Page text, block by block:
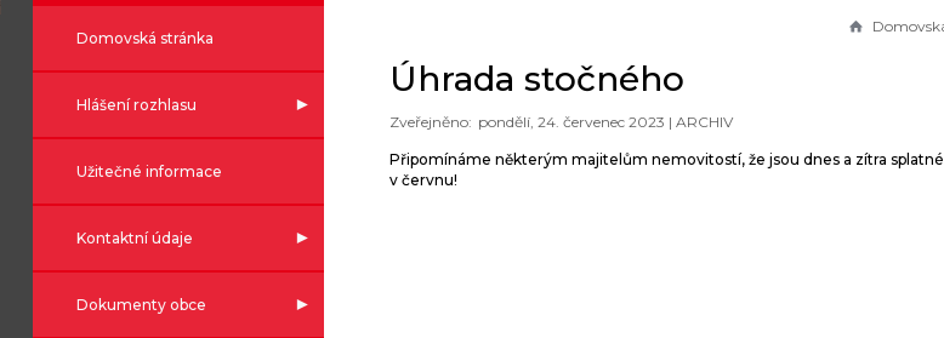
Domovská stránka
Hlášení rozhlasu
Užitečné informace
Kontaktní údaje
Dokumenty obce
Úhrada stočného
pondělí, 24. červenec 2023 | ARCHIV
Připomínáme některým majitelům nemovitostí, že jsou dnes a zítra
v červnu!